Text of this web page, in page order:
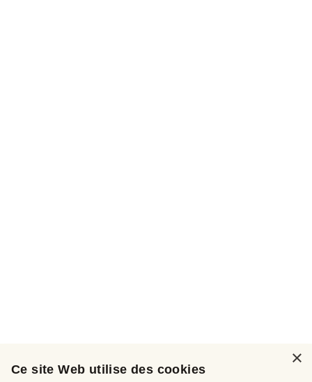
×
Ce site Web utilise des cookies